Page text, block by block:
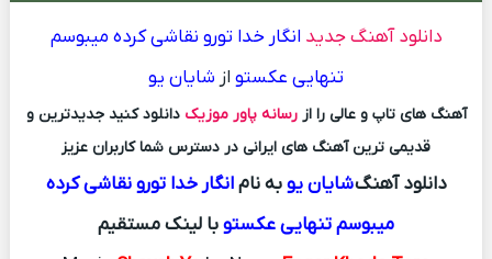
دانلود آهنگ جدید انگار خدا تورو نقاشی کرده میبوسم
تنهایی عکستو از شایان یو
آهنگ های تاپ و عالی را ازرسانه پاور موزیک دانلود کنید جدیدترین و
قدیمی ترین آهنگ های ایرانی در دسترس شما کاربران عزیز
دانلود آهنگشایان یوبه نامانگار خدا تورو نقاشی کرده
میبوسم تنهایی عکستوبا لینک مستقیم